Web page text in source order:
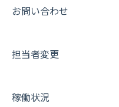
【業界業種別】
帳票出力
商品
パフォーマンス
お知らせ
活動通知
商品
その他オプション
契約・その他
報告書について
メンバー画面につい
動画集：共通
お問い合わせ
担当者変更
稼働状況